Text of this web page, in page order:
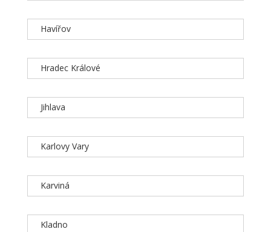
Havířov
Hradec Králové
Jihlava
Karlovy Vary
Karviná
Kladno